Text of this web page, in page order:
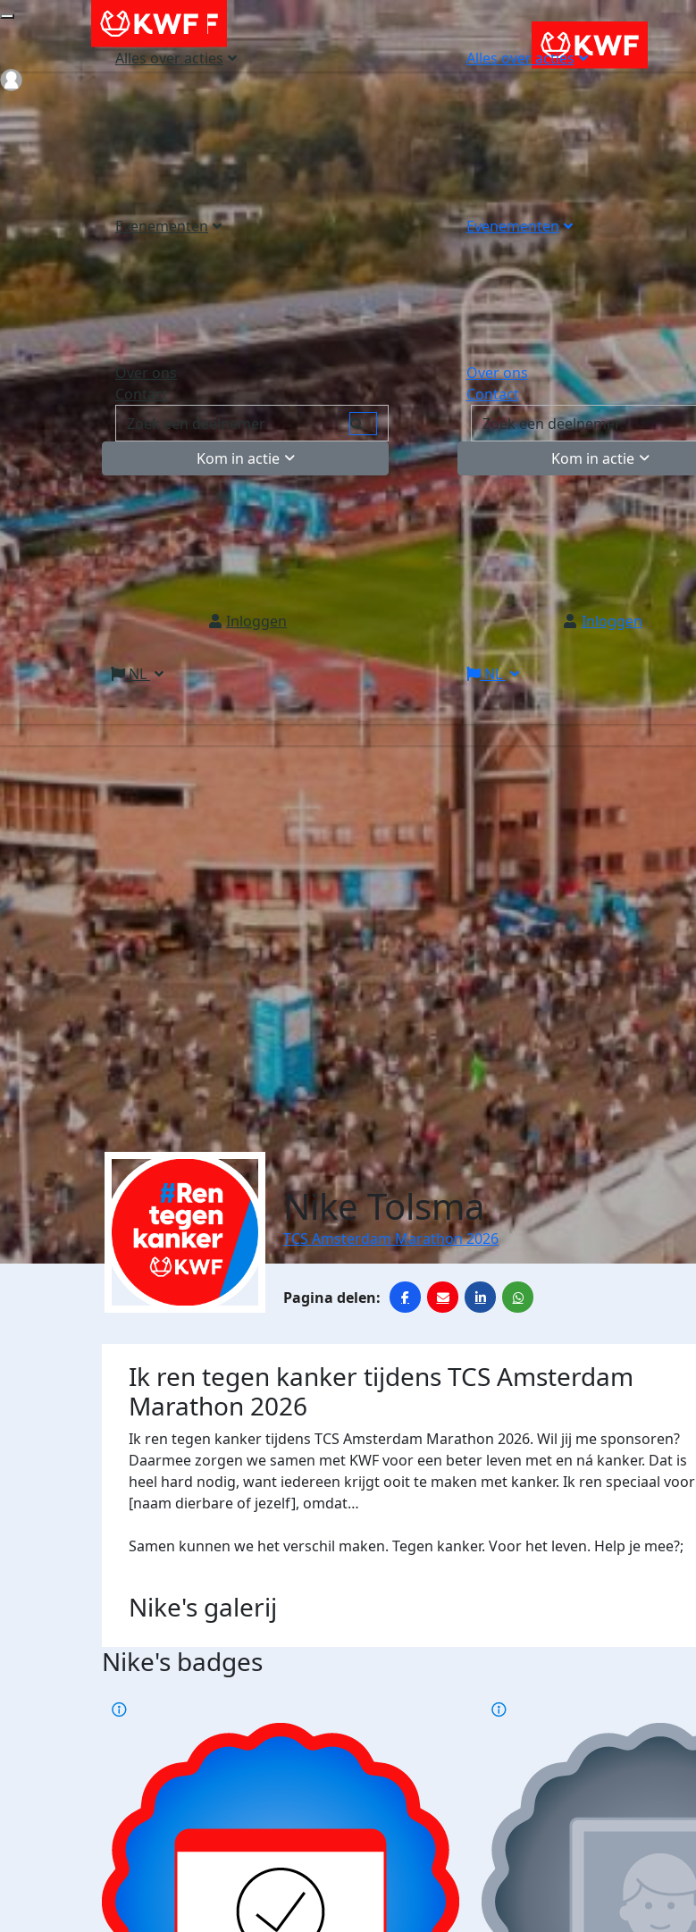
Alles over acties
Evenementen
Over ons
Contact
Kom in actie
Inloggen
NL
Alles over acties
Evenementen
Over ons
Contact
Kom in actie
Inloggen
NL
Login
Nike Tolsma
TCS Amsterdam Marathon 2026
Ik ren tegen kanker tijdens TCS Amsterdam
Marathon 2026
Ik ren tegen kanker tijdens TCS Amsterdam Marathon 2026. Wil jij me sponsoren?
Daarmee zorgen we samen met KWF voor een beter leven met en ná kanker. Dat is
heel hard nodig, want iedereen krijgt ooit te maken met kanker. Ik ren speciaal voor
[naam dierbare of jezelf], omdat…
Samen kunnen we het verschil maken. Tegen kanker. Voor het leven. Help je mee?;
Nike's galerij
Nike's badges